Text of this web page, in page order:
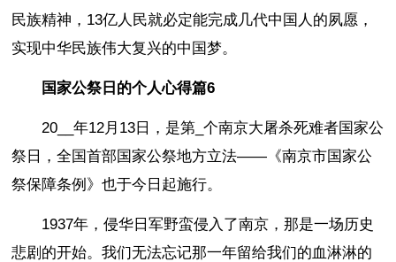
民族精神，13亿人民就必定能完成几代中国人的夙愿，
实现中华民族伟大复兴的中国梦。
国家公祭日的个人心得篇6
20__年12月13日，是第_个南京大屠杀死难者国家公
祭日，全国首部国家公祭地方立法——《南京市国家公
祭保障条例》也于今日起施行。
1937年，侵华日军野蛮侵入了南京，那是一场历史
悲剧的开始。我们无法忘记那一年留给我们的血淋淋的